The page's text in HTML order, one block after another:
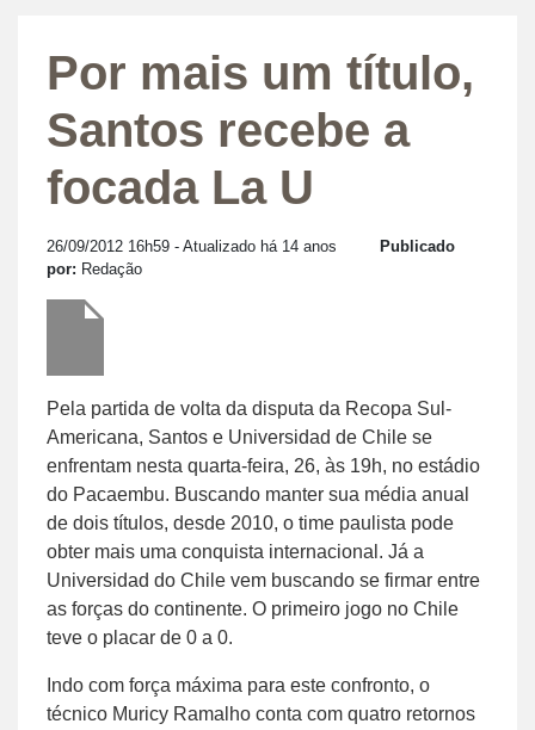
Por mais um título,
Santos recebe a
focada La U
26/09/2012 16h59 - Atualizado há 14 anos
Publicado
por: Redação
Pela partida de volta da disputa da Recopa Sul-
Americana, Santos e Universidad de Chile se
enfrentam nesta quarta-feira, 26, às 19h, no estádio
do Pacaembu. Buscando manter sua média anual
de dois títulos, desde 2010, o time paulista pode
obter mais uma conquista internacional. Já a
Universidad do Chile vem buscando se firmar entre
as forças do continente. O primeiro jogo no Chile
teve o placar de 0 a 0.
Indo com força máxima para este confronto, o
técnico Muricy Ramalho conta com quatro retornos